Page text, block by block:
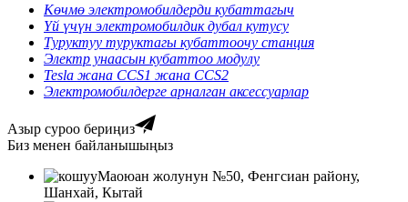
Көчмө электромобилдерди кубаттагыч
Үй үчүн электромобилдик дубал кутусу
Туруктуу туруктагы кубаттоочу станция
Электр унаасын кубаттоо модулу
Tesla жана CCS1 жана CCS2
Электромобилдерге арналган аксессуарлар
Азыр суроо бериңиз
Биз менен байланышыңыз
Маоюан жолунун №50, Фенгсиан району,
Шанхай, Кытай